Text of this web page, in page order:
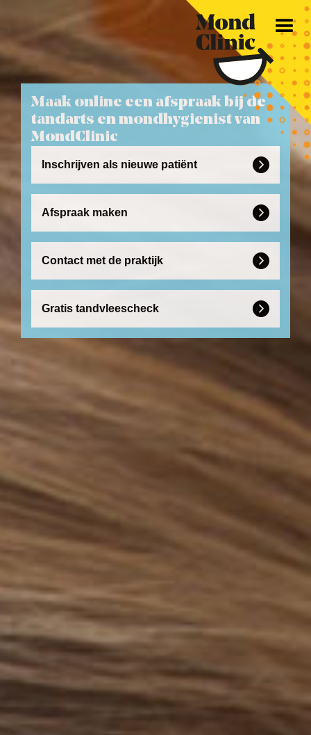
Maak online een afspraak bij de
tandarts en mondhygienist van
MondClinic
Inschrijven als nieuwe patiënt 
Afspraak maken 
Contact met de praktijk 
Gratis tandvleescheck 